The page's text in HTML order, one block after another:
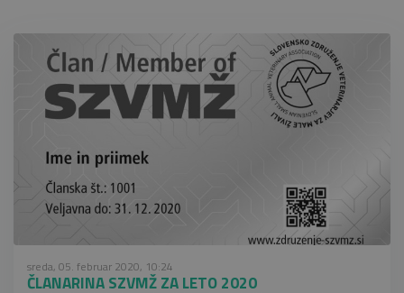
sreda, 05. februar 2020, 10:24
ČLANARINA SZVMŽ ZA LETO 2020